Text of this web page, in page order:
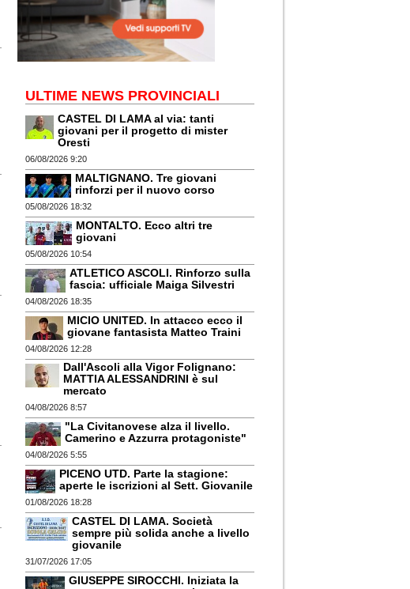
ULTIME NEWS PROVINCIALI
CASTEL DI LAMA al via: tanti
giovani per il progetto di mister
Oresti
06/08/2026 9:20
MALTIGNANO. Tre giovani
rinforzi per il nuovo corso
05/08/2026 18:32
MONTALTO. Ecco altri tre
giovani
05/08/2026 10:54
ATLETICO ASCOLI. Rinforzo sulla
fascia: ufficiale Maiga Silvestri
04/08/2026 18:35
MICIO UNITED. In attacco ecco il
giovane fantasista Matteo Traini
04/08/2026 12:28
Dall'Ascoli alla Vigor Folignano:
MATTIA ALESSANDRINI è sul
mercato
04/08/2026 8:57
"La Civitanovese alza il livello.
Camerino e Azzurra protagoniste"
04/08/2026 5:55
PICENO UTD. Parte la stagione:
aperte le iscrizioni al Sett. Giovanile
01/08/2026 18:28
CASTEL DI LAMA. Società
sempre più solida anche a livello
giovanile
31/07/2026 17:05
GIUSEPPE SIROCCHI. Iniziata la